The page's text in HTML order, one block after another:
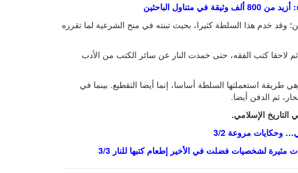
متناول الباحثين
وقد خدم هذا السلطة كثيرا، بحيث تبنته في منح الشرعية لما تقرره
لاحقا كتب الفقه، حتى خمدت النار عن سائر الكتب من الأدب
طريقة استعملتها السلطة أساسا، إنما أيضا التقطيع. بينما في
ثم الدفن أيضا.
الإسلامي.
وحكايات مروعة 3/2
لشخصيات فضلت في الأخير إطعام كتبها للنار 3/3